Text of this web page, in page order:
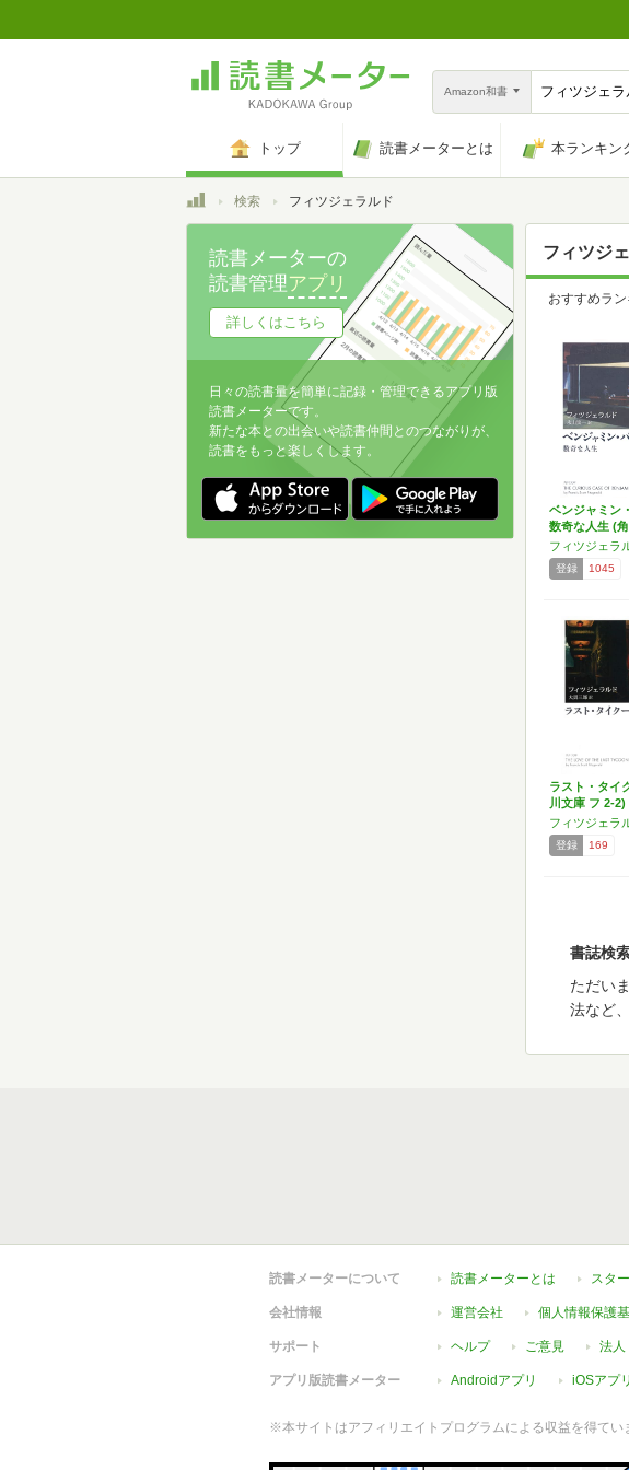
Amazon和書
トップ 読書メーターとは 本ランキン
トップ検索 フィツジェラルド
フィツジ
おすすめラ
ベンジャミン
数奇な人生 (
フィツジェラ
登録 1045
ラスト・タイ
川文庫 フ 2-2)
フィツジェラ
登録 169
書誌検
ただい
法など
読書メーターの
読書管理アプリ
詳しくはこちら
日々の読書量を簡単に記録・管理できるアプリ版
読書メーターです。
新たな本との出会いや読書仲間とのつながりが、
読書をもっと楽しくします。
読書メーターについて 読書メーターとは スタ
会社情報 運営会社 個人情報保護
サポート ヘルプ ご意見 法人
アプリ版読書メーター Androidアプリ iOSアプリ
※本サイトはアフィリエイトプログラムによる収益を得てい